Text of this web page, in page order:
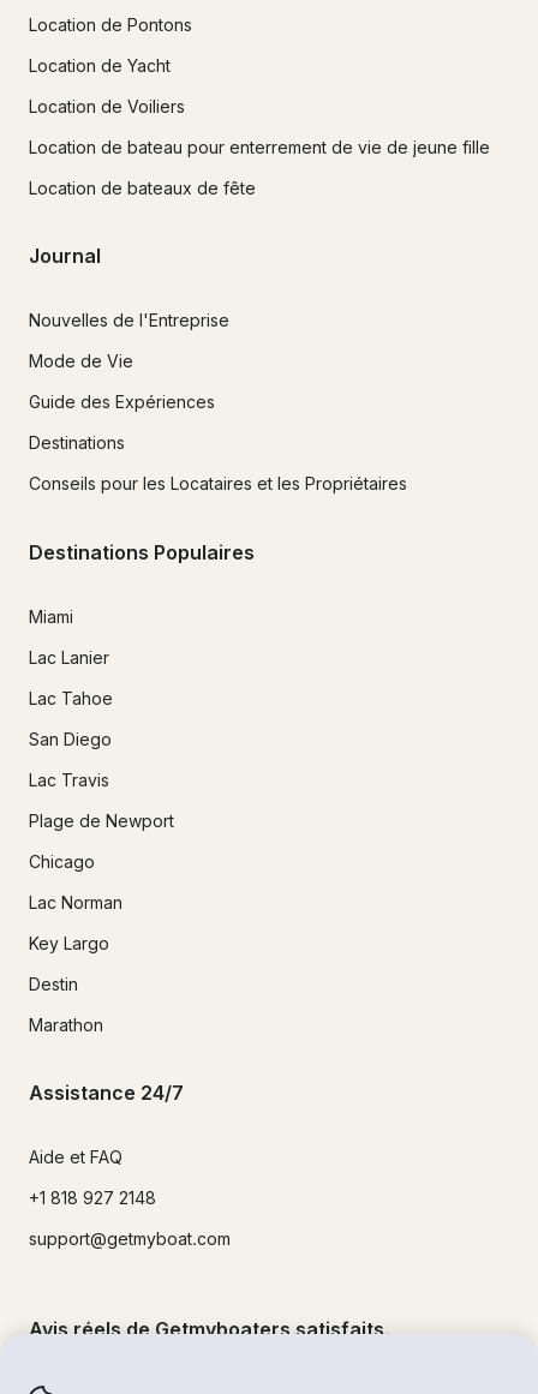
Location de Pontons
Location de Yacht
Location de Voiliers
Location de bateau pour enterrement de vie de jeune fille
Location de bateaux de fête
Journal
Nouvelles de l'Entreprise
Mode de Vie
Guide des Expériences
Destinations
Conseils pour les Locataires et les Propriétaires
Destinations Populaires
Miami
Lac Lanier
Lac Tahoe
San Diego
Lac Travis
Plage de Newport
Chicago
Lac Norman
Key Largo
Destin
Marathon
Assistance 24/7
Aide et FAQ
+1 818 927 2148
support@getmyboat.com
Avis réels de Getmyboaters satisfaits.